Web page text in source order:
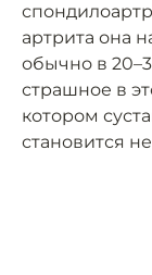
артрита она
обычно в
страшное в
котором
становится